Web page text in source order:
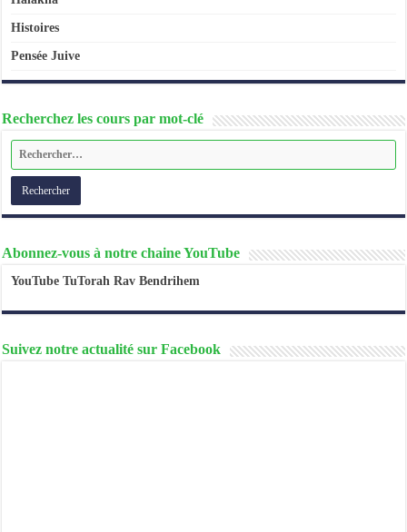
Histoires
Pensée Juive
Recherchez les cours par mot-clé
Abonnez-vous à notre chaine YouTube
YouTube TuTorah Rav Bendrihem
Suivez notre actualité sur Facebook